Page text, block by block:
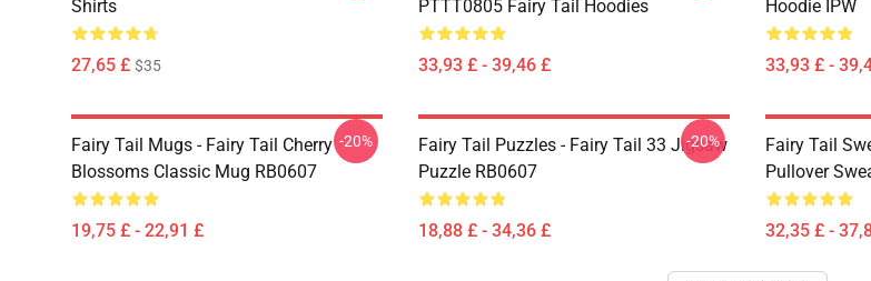
Shirts
27,65 £ $35
PTTT0805 Fairy Tail Hoodies
33,93 £ - 39,46 £
Hoodie IPW
33,93 £ -
Fairy Tail Mugs - Fairy Tail Cherry
Blossoms Classic Mug RB0607
19,75 £ - 22,91 £
-20%
Fairy Tail Puzzles - Fairy Tail 33 Jigsaw
Puzzle RB0607
18,88 £ - 34,36 £
-20%
Fairy Tail
Pullover
32,35 £ -